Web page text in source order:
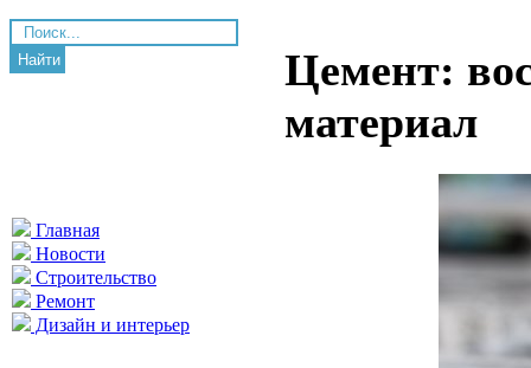
Найти
Главная
Новости
Строительство
Ремонт
Дизайн и интерьер
Цемент:
материал